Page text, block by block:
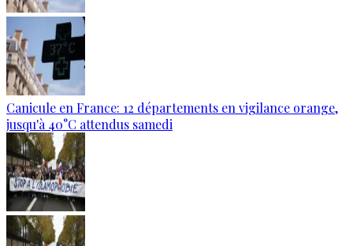
Canicule en France: 12 départements en vigilance orange,
jusqu'à 40°C attendus samedi